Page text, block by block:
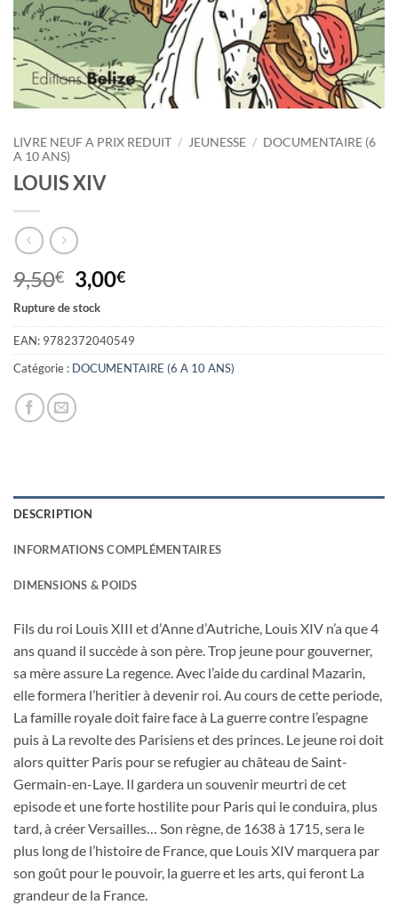
LIVRE NEUF A PRIX REDUIT / JEUNESSE / DOCUMENTAIRE (6
A 10 ANS)
LOUIS XIV
9,50€ Le
prix
initial
était :
9,50€.
3,00€Le
actuel
est :
3,00€.
Rupture de stock
EAN: 9782372040549
Catégorie : DOCUMENTAIRE (6 A 10 ANS)
DESCRIPTION
INFORMATIONS COMPLÉMENTAIRES
DIMENSIONS & POIDS
Fils du roi Louis XIII et d’Anne d’Autriche, Louis XIV n’a que 4
ans quand il succède à son père. Trop jeune pour gouverner,
sa mère assure La regence. Avec l’aide du cardinal Mazarin,
elle formera l’heritier à devenir roi. Au cours de cette periode,
La famille royale doit faire face à La guerre contre l’espagne
puis à La revolte des Parisiens et des princes. Le jeune roi doit
alors quitter Paris pour se refugier au château de Saint-
Germain-en-Laye. Il gardera un souvenir meurtri de cet
episode et une forte hostilite pour Paris qui le conduira, plus
tard, à créer Versailles… Son règne, de 1638 à 1715, sera le
plus long de l’histoire de France, que Louis XIV marquera par
son goût pour le pouvoir, la guerre et les arts, qui feront La
grandeur de la France.